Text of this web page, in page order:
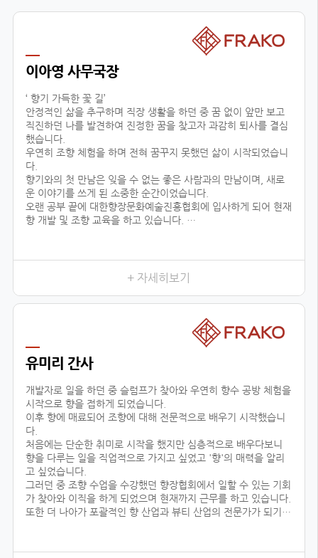
이아영 사무국장
‘ 향기 가득한 꽃 길’
안정적인 삶을 추구하며 직장 생활을 하던 중 꿈 없이 앞만 보고
직진하던 나를 발견하여 진정한 꿈을 찾고자 과감히 퇴사를 결심
했습니다.
우연히 조향 체험을 하며 전혀 꿈꾸지 못했던 삶이 시작되었습니
다.
향기와의 첫 만남은 잊을 수 없는 좋은 사람과의 만남이며, 새로
운 이야기를 쓰게 된 소중한 순간이었습니다.
오랜 공부 끝에 대한향장문화예술진흥협회에 입사하게 되어 현재
향 개발 및 조향 교육을 하고 있습니다.
교육 시, 창작자의 의도를 파악하기 위해 교육생 분들과 긴밀한
소통을 하며, 디테일한 조향 스킬을 코칭하고 있습니다.여러분 마
삶의 향기를 마음으로 맡을 수 있는 그날까지 대한향장문화예술
+ 자세히보기
유미리 간사
개발자로 일을 하던 중 슬럼프가 찾아와 우연히 향수 공방 체험을
시작으로 향을 접하게 되었습니다.
이후 향에 매료되어 조향에 대해 전문적으로 배우기 시작했습니
다.
처음에는 단순한 취미로 시작을 했지만 심층적으로 배우다보니
향을 다루는 일을 직업적으로 가지고 싶었고 '향'의 매력을 알리
고 싶었습니다.
그러던 중 조향 수업을 수강했던 향장협회에서 일할 수 있는 기회
가 찾아와 이직을 하게 되었으며 현재까지 근무를 하고 있습니다.
또한 더 나아가 포괄적인 향 산업과 뷰티 산업의 전문가가 되기
시작한다며 우려했지만